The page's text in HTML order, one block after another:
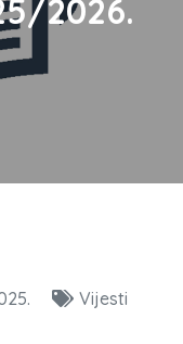
2026.
Vijesti